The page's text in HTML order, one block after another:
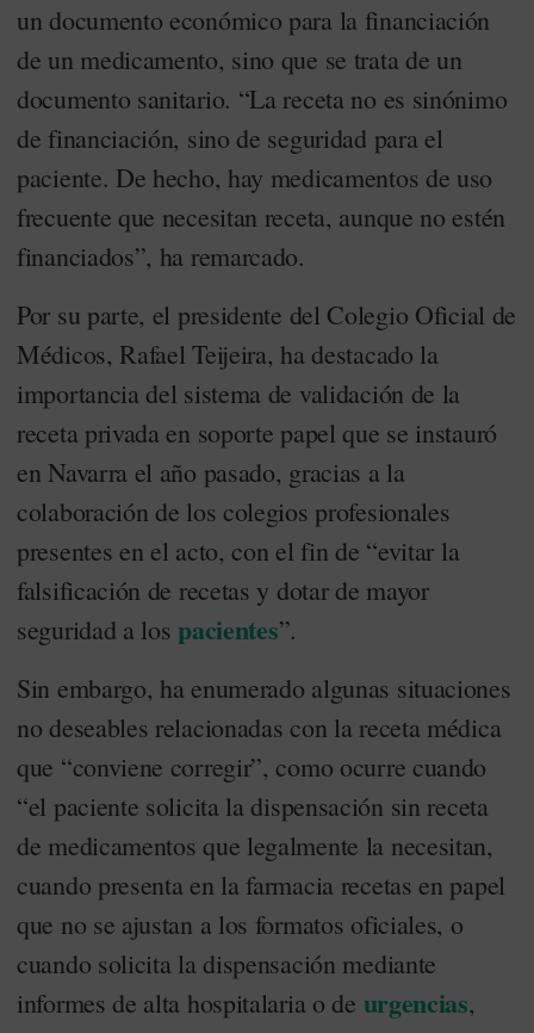
un documento económico para la financiación
de un medicamento, sino que se trata de un
documento sanitario. “La receta no es sinónimo
de financiación, sino de seguridad para el
paciente. De hecho, hay medicamentos de uso
frecuente que necesitan receta, aunque no estén
financiados”, ha remarcado.
Por su parte, el presidente del Colegio Oficial de
Médicos, Rafael Teijeira, ha destacado la
importancia del sistema de validación de la
receta privada en soporte papel que se instauró
en Navarra el año pasado, gracias a la
colaboración de los colegios profesionales
presentes en el acto, con el fin de “evitar la
falsificación de recetas y dotar de mayor
seguridad a lospacientes”.
Sin embargo, ha enumerado algunas situaciones
no deseables relacionadas con la receta médica
que “conviene corregir”, como ocurre cuando
“el paciente solicita la dispensación sin receta
de medicamentos que legalmente la necesitan,
cuando presenta en la farmacia recetas en papel
que no se ajustan a los formatos oficiales, o
cuando solicita la dispensación mediante
informes de alta hospitalaria o de urgencias,